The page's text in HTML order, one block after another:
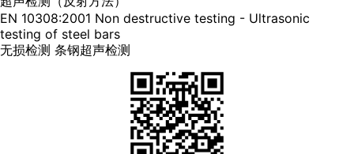
EN 10308:2001 Non destructive testing - Ultrasonic
testing of steel bars
无损检测 条钢超声检测